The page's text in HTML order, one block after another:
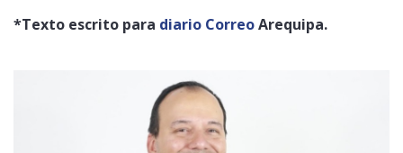
*Texto escrito para diario CorreoArequipa.